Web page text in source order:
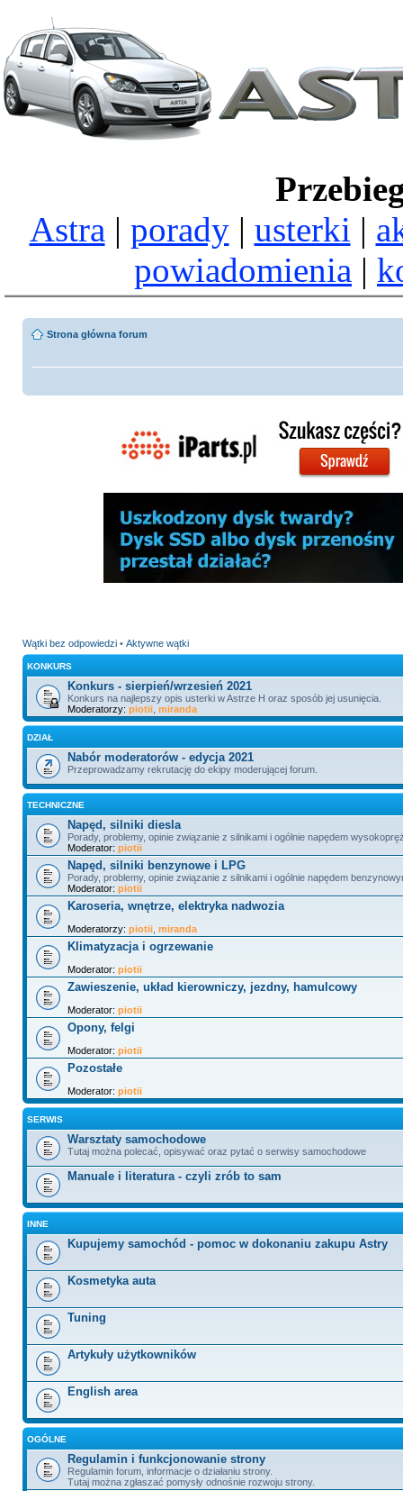
Astra | porady| usterki |
powiadomienia |
Strona główna forum
Wątki bez odpowiedzi• Aktywne wątki
KONKURS
Konkurs - sierpień/wrzesień 2021
Konkurs na najlepszy opis usterki w Astrze H oraz sposób jej usunięcia.
Moderatorzy: piotii, miranda
DZIAŁ
Nabór moderatorów - edycja 2021
Przeprowadzamy rekrutację do ekipy moderującej forum.
TECHNICZNE
Napęd, silniki diesla
Porady, problemy, opinie związanie z silnikami i ogólnie napędem
Moderator: piotii
Napęd, silniki benzynowe i LPG
Porady, problemy, opinie związanie z silnikami i ogólnie napędem
Moderator: piotii
Karoseria, wnętrze, elektryka nadwozia
Moderatorzy: piotii, miranda
Klimatyzacja i ogrzewanie
Moderator: piotii
Zawieszenie, układ kierowniczy, jezdny, hamulcowy
Moderator: piotii
Opony, felgi
Moderator: piotii
Pozostałe
Moderator: piotii
SERWIS
Warsztaty samochodowe
Tutaj można polecać, opisywać oraz pytać o serwisy samochodowe
Manuale i literatura - czyli zrób to sam
INNE
Kupujemy samochód - pomoc w dokonaniu zakupu Astry
Kosmetyka auta
Tuning
Artykuły użytkowników
English area
OGÓLNE
Regulamin i funkcjonowanie strony
Regulamin forum, informacje o działaniu strony.
Tutaj można zgłaszać pomysły odnośnie rozwoju strony.